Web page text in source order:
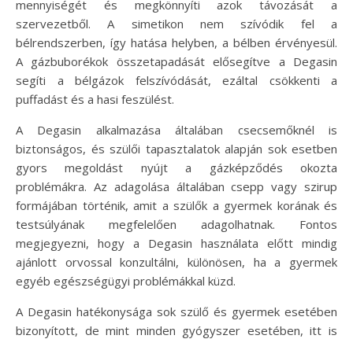
mennyiségét és megkönnyíti azok távozását a
szervezetből. A simetikon nem szívódik fel a
bélrendszerben, így hatása helyben, a bélben érvényesül.
A gázbuborékok összetapadását elősegítve a Degasin
segíti a bélgázok felszívódását, ezáltal csökkenti a
puffadást és a hasi feszülést.
A Degasin alkalmazása általában csecsemőknél is
biztonságos, és szülői tapasztalatok alapján sok esetben
gyors megoldást nyújt a gázképződés okozta
problémákra. Az adagolása általában csepp vagy szirup
formájában történik, amit a szülők a gyermek korának és
testsúlyának megfelelően adagolhatnak. Fontos
megjegyezni, hogy a Degasin használata előtt mindig
ajánlott orvossal konzultálni, különösen, ha a gyermek
egyéb egészségügyi problémákkal küzd.
A Degasin hatékonysága sok szülő és gyermek esetében
bizonyított, de mint minden gyógyszer esetében, itt is